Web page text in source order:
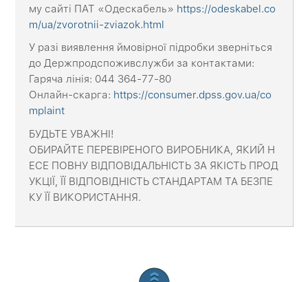
му сайті ПАТ «Одескабель» https://odeskabel.co
m/ua/zvorotnii-zviazok.html
У разі виявлення ймовірної підробки зверніться
до Держпродспоживслужби за контактами:
Гаряча лінія: 044 364-77-80
Онлайн-скарга: https://consumer.dpss.gov.ua/co
mplaint
БУДЬТЕ УВАЖНІ!
ОБИРАЙТЕ ПЕРЕВІРЕНОГО ВИРОБНИКА, ЯКИЙ Н
ЕСЕ ПОВНУ ВІДПОВІДАЛЬНІСТЬ ЗА ЯКІСТЬ ПРОД
УКЦІЇ, ЇЇ ВІДПОВІДНІСТЬ СТАНДАРТАМ ТА БЕЗПЕ
КУ ЇЇ ВИКОРИСТАННЯ.